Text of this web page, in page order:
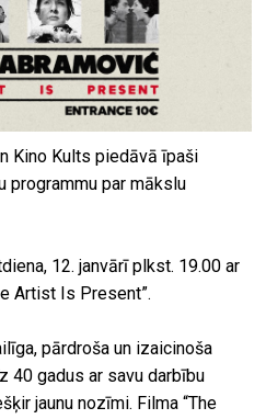
Kino Kults piedāvā īpaši
programmu par mākslu
12. janvārī plkst. 19.00 ar
Artist Is Present”.
pārdroša un izaicinoša
40 gadus ar savu darbību
jaunu nozīmi. Filma “The